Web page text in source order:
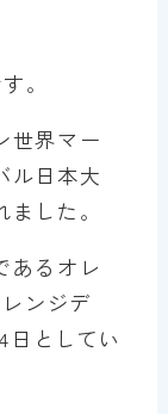
。
世界マー
ル日本大
した。
あるオレ
ンジデ
日としてい